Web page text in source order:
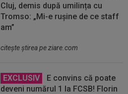
Cluj, demis după umilința cu
Tromso: „Mi-e rușine de ce staff
am”
citeşte ştirea pe ziare.com
EXCLUSIV
E convins că poate
deveni numărul 1 la FCSB! Florin